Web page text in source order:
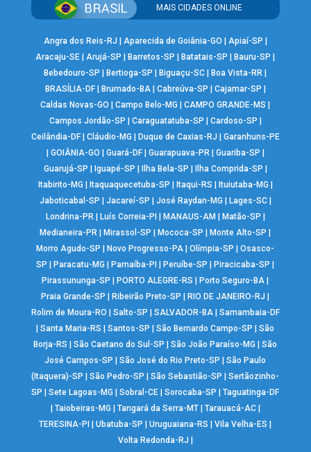
MAIS CIDADES ONLINE
Angra dos Reis-RJ Aparecida de Goiânia-GO Apiaí-SP
Aracaju-SE |Arujá-SP Barretos-SP Batatais-SP Bauru-SP
Bebedouro-SP
Bertioga-SP Biguaçu-SC Boa Vista-RR
BRASÍLIA-DF| Brumado-BA| Cabreúva-SP Cajamar-SP
Caldas Novas-GO
|Campo Belo-MG |CAMPO GRANDE-MS
Campos Jordão-SP
Caraguatatuba-SP Cardoso-SP
Ceilândia-DF| Cláudio-MG Duque de Caxias-RJ
Garanhuns-PE
GOIÂNIA-GO Guará-DF| Guarapuava-PR| Guariba-SP
Guarujá-SP
Iguapé-SP Ilha Bela-SP Ilha Comprida-SP
Itabirito-MG
Itaquaquecetuba-SP Itaqui-RS Ituiutaba-MG
Jaboticabal-SP
Jacareí-SP José Raydan-MG Lages-SC|
Londrina-PR| Luís Correia-PI MANAUS-AM Matão-SP
Medianeira-PR
Mirassol-SP Mococa-SP Monte Alto-SP
Morro Agudo-SP
Novo Progresso-PA |Olímpia-SP |Osasco-
SP
Paracatu-MG Parnaíba-PI Peruíbe-SP Piracicaba-SP
Pirassununga-SP
PORTO ALEGRE-RS Porto Seguro-BA
Praia Grande-SP
Ribeirão Preto-SP RIO DE JANEIRO-RJ
Rolim de Moura-RO
Salto-SP SALVADOR-BA| Samambaia-DF
|Santa Maria-RS |Santos-SP |São Bernardo Campo-SP |São
Borja-RS
|São Caetano do Sul-SP |São João Paraíso-MG |São
José Campos-SP
|São José do Rio Preto-SP |São Paulo
(Itaquera)-SP
|São Pedro-SP |São Sebastião-SP |Sertãozinho-
SP
|Sete Lagoas-MG |Sobral-CE |Sorocaba-SP |Taguatinga-DF
Taiobeiras-MG Tangará da Serra-MT| Tarauacá-AC|
TERESINA-PI
|Ubatuba-SP |Uruguaiana-RS |Vila Velha-ES
Volta Redonda-RJ